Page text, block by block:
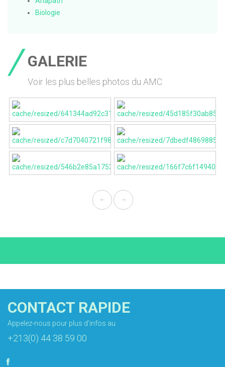
Biologie
GALERIE
Voir les plus belles photos du AMC
CONTACT RAPIDE
Appelez-nous pour plus d'infos au
+213(0) 44 38 59 00